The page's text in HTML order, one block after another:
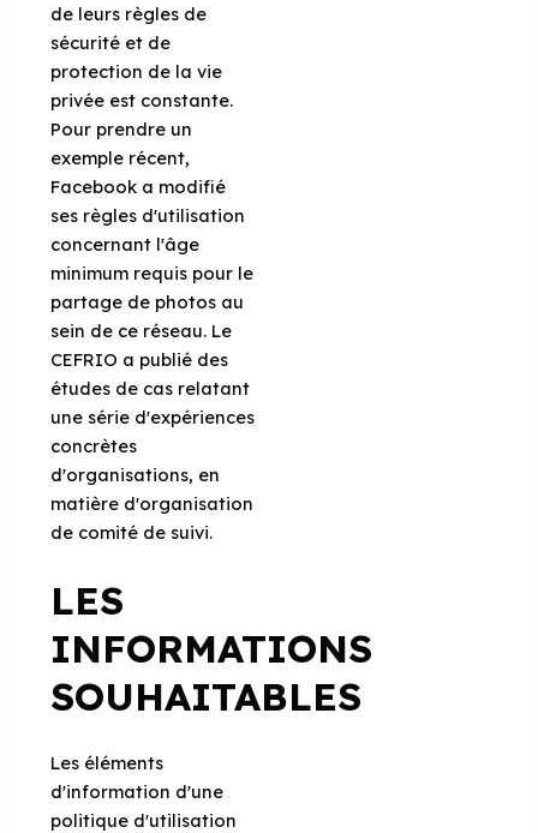
de leurs règles de
sécurité et de
protection de la vie
privée est constante.
Pour prendre un
exemple récent,
Facebook a modifié
ses règles d'utilisation
concernant l'âge
minimum requis pour le
partage de photos au
sein de ce réseau. Le
CEFRIO a publié des
études de cas relatant
une série d'expériences
concrètes
d'organisations, en
matière d'organisation
de comité de suivi.
LES
INFORMATIONS
SOUHAITABLES
Les éléments
d'information d'une
politique d'utilisation